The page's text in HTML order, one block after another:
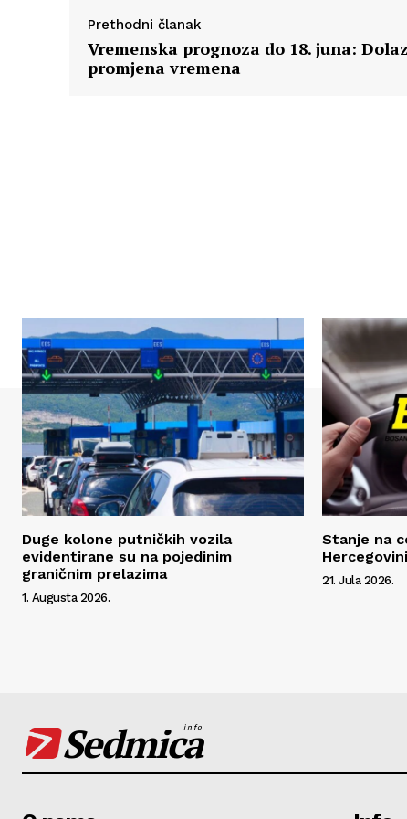
Prethodni članak
Vremenska prognoza do 18. juna:
promjena vremena
Duge kolone putničkih vozila
evidentirane su na pojedinim
graničnim prelazima
1. Augusta 2026.
Stanje na
Hercegovini
21. Jula 2026.
Sedmica
info